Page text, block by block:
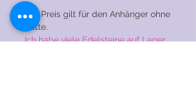
Der Preis gilt für den Anhänger ohne
Kette.
Ich habe viele Edelsteine auf Lager.